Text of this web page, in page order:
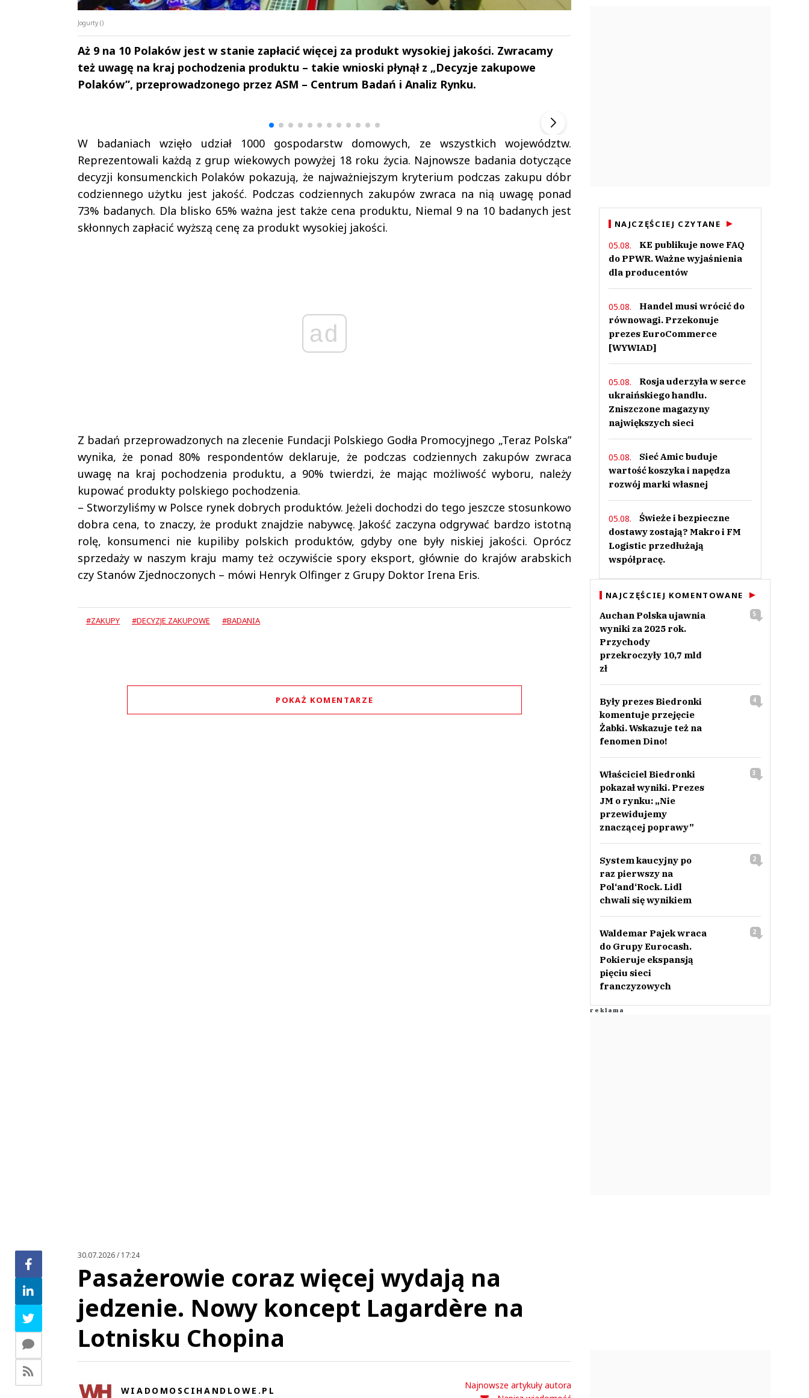
Jogurty ()
Aż 9 na 10 Polaków jest w stanie zapłacić więcej za produkt wysokiej jakości. Zwracamy
też uwagę na kraj pochodzenia produktu – takie wnioski płynął z „Decyzje zakupowe
Polaków”, przeprowadzonego przez ASM – Centrum Badań i Analiz Rynku.
W badaniach wzięło udział 1000 gospodarstw domowych, ze wszystkich województw.
Reprezentowali każdą z grup wiekowych powyżej 18 roku życia. Najnowsze badania dotyczące
decyzji konsumenckich Polaków pokazują, że najważniejszym kryterium podczas zakupu dóbr
codziennego użytku jest jakość. Podczas codziennych zakupów zwraca na nią uwagę ponad
73% badanych. Dla blisko 65% ważna jest także cena produktu, Niemal 9 na 10 badanych jest
skłonnych zapłacić wyższą cenę za produkt wysokiej jakości.
ad
Z badań przeprowadzonych na zlecenie Fundacji Polskiego Godła Promocyjnego „Teraz Polska”
wynika, że ponad 80% respondentów deklaruje, że podczas codziennych zakupów zwraca
uwagę na kraj pochodzenia produktu, a 90% twierdzi, że mając możliwość wyboru, należy
kupować produkty polskiego pochodzenia.
– Stworzyliśmy w Polsce rynek dobrych produktów. Jeżeli dochodzi do tego jeszcze stosunkowo
dobra cena, to znaczy, że produkt znajdzie nabywcę. Jakość zaczyna odgrywać bardzo istotną
rolę, konsumenci nie kupiliby polskich produktów, gdyby one były niskiej jakości. Oprócz
sprzedaży w naszym kraju mamy też oczywiście spory eksport, głównie do krajów arabskich
czy Stanów Zjednoczonych – mówi Henryk Olfinger z Grupy Doktor Irena Eris.
#ZAKUPY #DECYZJE ZAKUPOWE #BADANIA
POKAŻ KOMENTARZE
Andrzej i Marta
Marta i Andrzej
NAJCZĘŚCIEJ CZYTANE
05.08.
KE publikuje nowe FAQ
do PPWR. Ważne wyjaśnienia
dla producentów
05.08.
Handel musi wrócić do
równowagi. Przekonuje
prezes EuroCommerce
[WYWIAD]
05.08.
Rosja uderzyła w serce
ukraińskiego handlu.
Zniszczone magazyny
największych sieci
05.08.
Sieć Amic buduje
wartość koszyka i napędza
rozwój marki własnej
05.08.
Świeże i bezpieczne
dostawy zostają? Makro i FM
Logistic przedłużają
współpracę.
NAJCZĘŚCIEJ KOMENTOWANE
Auchan Polska ujawnia
wyniki za 2025 rok.
Przychody
przekroczyły 10,7 mld
zł
5
Były prezes Biedronki
komentuje przejęcie
Żabki. Wskazuje też na
fenomen Dino!
4
Właściciel Biedronki
pokazał wyniki. Prezes
JM o rynku: „Nie
przewidujemy
znaczącej poprawy”
3
System kaucyjny po
raz pierwszy na
Pol‘and‘Rock. Lidl
chwali się wynikiem
2
Waldemar Pajek wraca
do Grupy Eurocash.
Pokieruje ekspansją
pięciu sieci
franczyzowych
2
30.07.2026 / 17:24
Pasażerowie coraz więcej wydają na
jedzenie. Nowy koncept Lagardère na
Lotnisku Chopina
WIADOMOSCIHANDLOWE.PL
Najnowsze artykuły autora